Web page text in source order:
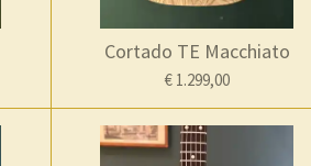
Cortado TE Macchiato
€ 1.299,00